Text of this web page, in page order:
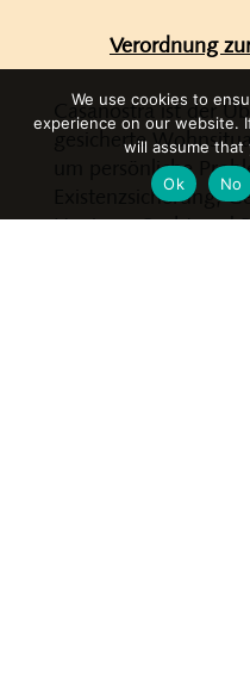
Verordnung
Casanostra ist der
gesicherte
um persönliche
Existenzsicherung,
Hygiene, Sucht und
We use cookies to
experience on our website.
will assume
Ok
No